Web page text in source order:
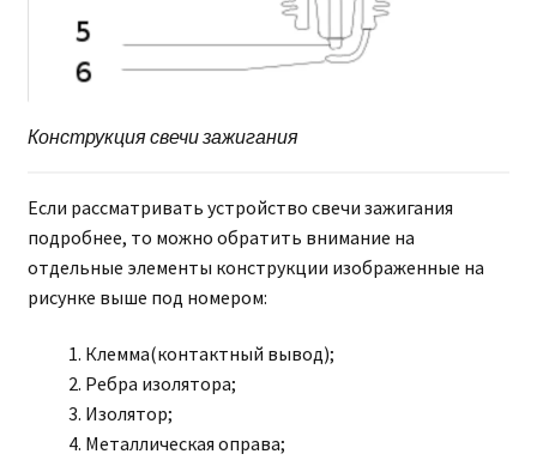
Конструкция свечи зажигания
Если рассматривать устройство свечи зажигания
подробнее, то можно обратить внимание на
отдельные элементы конструкции изображенные на
рисунке выше под номером:
Клемма(контактный вывод);
Ребра изолятора;
Изолятор;
Металлическая оправа;